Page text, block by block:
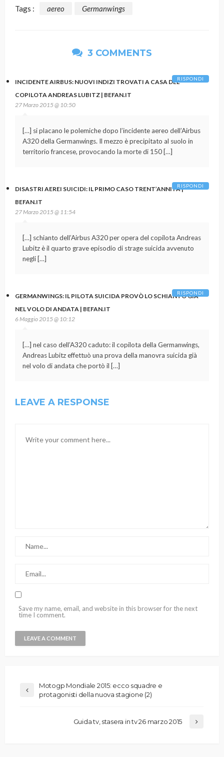
Tags : aereo Germanwings
3 COMMENTS
INCIDENTE AIRBUS: NUOVI INDIZI TROVATI A CASA DEL
COPILOTA ANDREAS LUBITZ | BEFAN.IT
27 Marzo 2015 @ 10:50
[…] si placano le polemiche dopo l’incidente aereo dell’Airbus
A320 della Germanwings. Il mezzo è precipitato al suolo in
territorio francese, provocando la morte di 150 […]
RISPONDI
DISASTRI AEREI SUICIDI: IL PRIMO CASO TRENT’ANNI FA |
BEFAN.IT
27 Marzo 2015 @ 11:54
[…] schianto dell’Airbus A320 per opera del copilota Andreas
Lubitz è il quarto grave episodio di strage suicida avvenuto
negli […]
RISPONDI
GERMANWINGS: IL PILOTA SUICIDA PROVÒ LO SCHIANTO GIÀ
NEL VOLO DI ANDATA | BEFAN.IT
6 Maggio 2015 @ 10:12
[…] nel caso dell’A320 caduto: il copilota della Germanwings,
Andreas Lubitz effettuò una prova della manovra suicida già
nel volo di andata che portò il […]
RISPONDI
LEAVE A RESPONSE
Save my name, email, and website in this browser for the next
time I comment.
Motogp Mondiale 2015: ecco squadre e
protagonisti della nuova stagione (2)
Guida tv, stasera in tv 26 marzo 2015